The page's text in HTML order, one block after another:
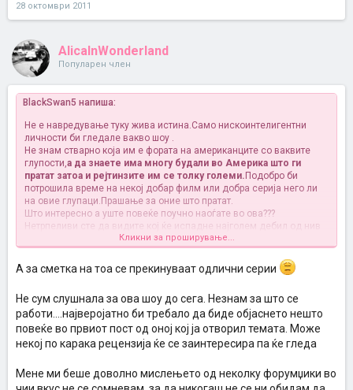
28 октомври 2011
AlicaInWonderland
Популарен член
BlackSwan5 напиша:
Не е навредување туку жива истина.Само нискоинтелигентни
личности би гледале вакво шоу .
Не знам стварно која им е фората на американците со ваквите
глупости,а да знаете има многу будали во Америка што ги
пратат затоа и рејтинзите им се толку големи. Подобро би
потрошила време на некој добар филм или добра серија него ли
на овие глупаци.Прашање за оние што пратат.
Што интересно а уште повеќе поучно наоѓате во ова???
Нетрпеливи сте да видите кој ќе испадне најголем дебил од нив
или кој повеќе глупости ќе направи???Мислам која е поентата
стварно не разбирам.
Кликни за проширување...
A за сметка на тоа се прекинуваат одлични серии
Не сум слушнала за ова шоу до сега. Незнам за што се
работи....најверојатно би требало да биде објаснето нешто
повеќе во првиот пост од оној кој ја отворил темата. Може
некој по карака рецензија ќе се заинтересира па ќе гледа
Мене ми беше доволно мислењето од неколку форумџики во